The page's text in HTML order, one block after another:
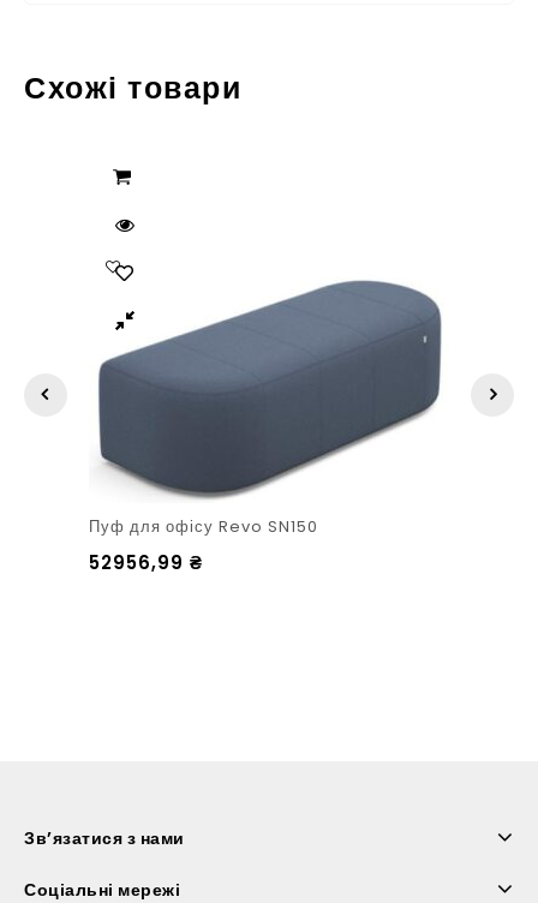
Схожі товари
Пуф для офісу Revo SN150
52956,99 ₴
Зв’язатися з нами
Соціальні мережі